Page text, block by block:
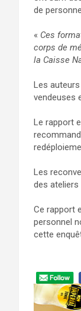
de
« Ces
corps de
la Caisse
Les
vendeuses
Le rapport
Les
des
Ce rapport
personnel
cette